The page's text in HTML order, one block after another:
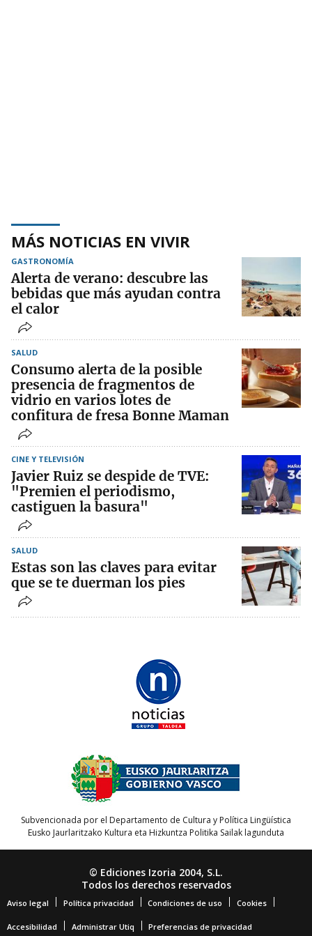
MÁS NOTICIAS EN VIVIR
GASTRONOMÍA
Alerta de verano: descubre las
bebidas que más ayudan contra
el calor
SALUD
Consumo alerta de la posible
presencia de fragmentos de
vidrio en varios lotes de
confitura de fresa Bonne Maman
CINE Y TELEVISIÓN
Javier Ruiz se despide de TVE:
"Premien el periodismo,
castiguen la basura"
SALUD
Estas son las claves para evitar
que se te duerman los pies
Subvencionada por el Departamento de Cultura y Política Lingüística
Eusko Jaurlaritzako Kultura eta Hizkuntza Politika Sailak lagunduta
© Ediciones Izoria 2004, S.L.
Todos los derechos reservados
Aviso legal Política privacidad Condiciones de uso Cookies
Accesibilidad Administrar Utiq Preferencias de privacidad